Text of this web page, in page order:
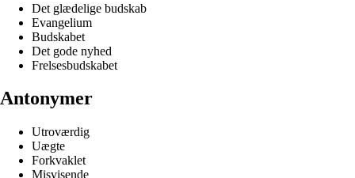
Det glædelige budskab
Evangelium
Budskabet
Det gode nyhed
Frelsesbudskabet
Antonymer
Utroværdig
Uægte
Forkvaklet
Misvisende